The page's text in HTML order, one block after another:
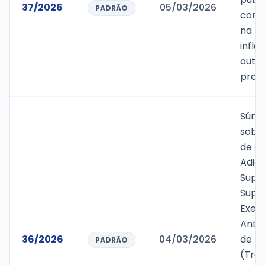
37/2026 PADRÃO 05/03/2026
com
na
36/2026 PADRÃO 04/03/2026
de
de